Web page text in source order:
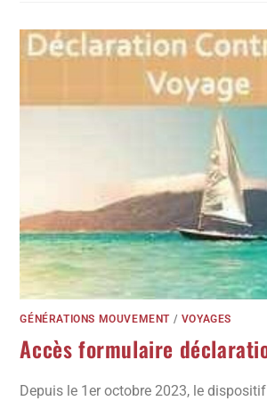
GÉNÉRATIONS MOUVEMENT / VOYAGES
Accès formulaire
Depuis le 1er octobre 2023, le